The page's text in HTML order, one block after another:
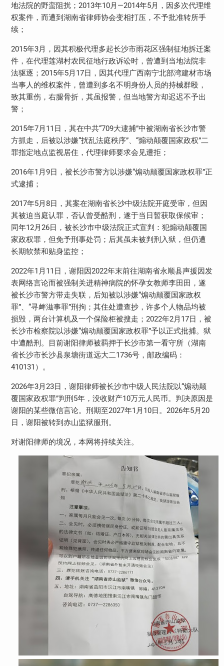
地法院的野蛮阻扰； 2013年10月—2014年5月，因多次代理维
权案件，而遭到湖南省律师协会变相打压，不予批准转所手
续；
2015年3月，因其积极代理多起长沙市雨花区强制征地拆迁案
件，在代理莲湖村农民征地行政诉讼时，曾遭到当地法院非
法驱逐； 2015年5月 17日，因其代理广西南宁北部湾建材市场
当事人的维权案件，曾遭到多名不明身份人员的持械群殴，
致其重伤，右腿骨折，其虽报警，但当地警方却迟迟不予出
警；
2015年7月 11 日，其在中共“709大逮捕”中被湖南省长沙市警
方抓走，后被以涉嫌“扰乱法庭秩序”、“煽动颠覆国家政权”二
罪指定地点监视居住，代理律师要求会见遭拒；
2016年1 月9日，被长沙市警方以涉嫌“煽动颠覆国家政权罪”正
式逮捕；
2017年5月 8日，其案在湖南省长沙中级法院开庭受审，但因
其被迫当庭认罪，否认曾受酷刑，遂于当日暂获取保候审；
同年12月26日，被长沙市中级法院正式宣判：犯煽动颠覆国
家政权罪，但免予刑事处罚；后其虽未被判刑入狱，但仍遭
长期软禁和贴身监控；
2022年1 月 11 日，谢阳因2022年末前往湖南省永顺县声援因发
表网络言论而被强制关进精神病院的怀孕女教师李田田，遂
被长沙市警方带走失联，后知被以涉嫌“煽动颠覆国家政权
罪”、“寻衅滋事罪”刑拘；其住处遭查抄，许多个人物品均被
损毁，两台计算机及一个保险柜被搜走； 2022年2月 17日，被
长沙市检察院以涉嫌“煽动颠覆国家政权罪”予以正式批捕。狱
中遭酷刑。目前谢阳律师被羁押于长沙市第一看守所（湖南
省长沙市长沙县泉塘街道远大二1736号，邮政编码：
410131 ）。
2026年3月23日，谢阳律师被长沙市中级人民法院以“煽动颠
覆国家政权罪”判刑 5年，没收财产10万元人民币。判决原因是
谢阳的某些微信言论。刑期至2027年1 月 10日。 2026年5月20
日，谢阳被转到赤山监狱服刑。
对谢阳律师的境况，本网将持续关注。